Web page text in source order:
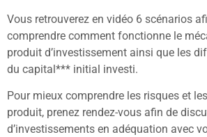
Vous retrouverez en vidéo 6 scénarios
comprendre comment fonctionne le
produit d’investissement ainsi que les
du capital*** initial investi.
Pour mieux comprendre les risques et
produit, prenez rendez-vous afin de
d’investissements en adéquation avec